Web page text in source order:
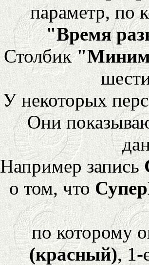
параметр, по
"Время
Столбик
У некоторых
Они
Например запись
о том, что
по которому
(красный), 1-